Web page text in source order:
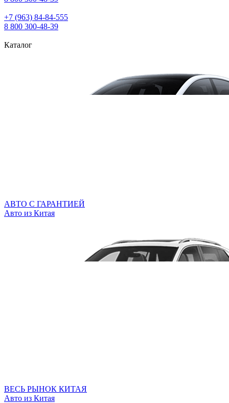
+7 (963) 84‑84‑555
8 800 300‑48‑39
Каталог
АВТО С ГАРАНТИЕЙ
Авто из Китая
ВЕСЬ РЫНОК КИТАЯ
Авто из Китая